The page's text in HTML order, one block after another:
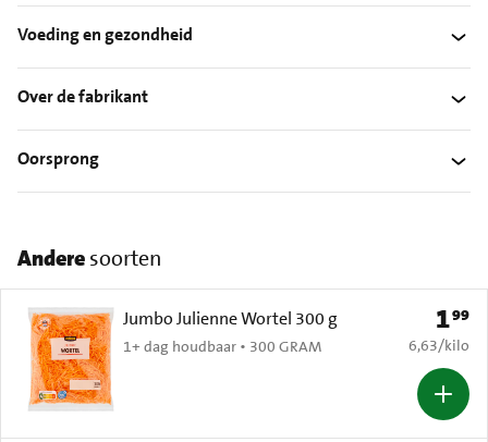
Voeding en gezondheid
Over de fabrikant
Oorsprong
Anderesoorten
Jumbo Julienne Wortel 300 g
1+ dag houdbaar • 300 GRAM
Prijs:
199
€ 6,63 per
6,63/kilo